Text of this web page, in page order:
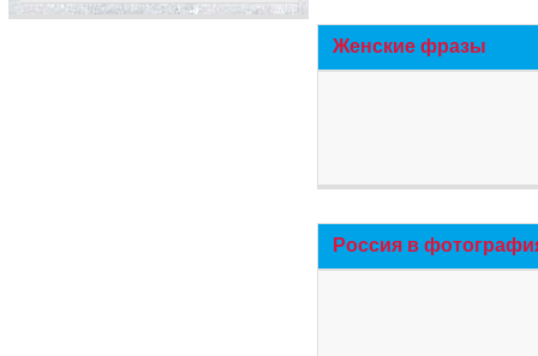
Женские фразы
Россия в